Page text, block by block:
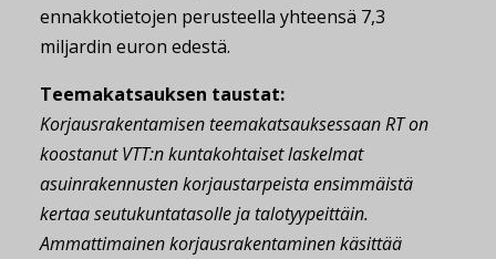
ennakkotietojen perusteella yhteensä 7,3
miljardin euron edestä.
Teemakatsauksen taustat:
Korjausrakentamisen teemakatsauksessaan RT on
koostanut VTT:n kuntakohtaiset laskelmat
asuinrakennusten korjaustarpeista ensimmäistä
kertaa seutukuntatasolle ja talotyypeittäin.
Ammattimainen korjausrakentaminen käsittää